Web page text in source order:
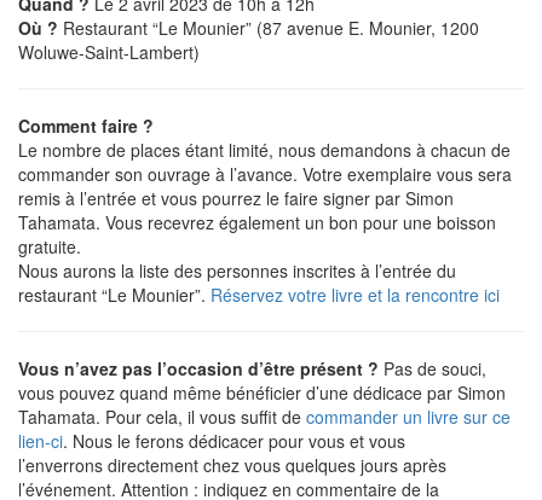
Où ? Restaurant “Le Mounier” (87 avenue E. Mounier, 1200
Woluwe-Saint-Lambert)
Comment faire ?
Le nombre de places étant limité, nous demandons à chacun de
commander son ouvrage à l’avance. Votre exemplaire vous sera
remis à l’entrée et vous pourrez le faire signer par Simon
Tahamata. Vous recevrez également un bon pour une boisson
gratuite.
Nous aurons la liste des personnes inscrites à l’entrée du
restaurant “Le Mounier”. Réservez votre livre et la rencontre ici
Vous n’avez pas l’occasion d’être présent ? Pas de souci,
vous pouvez quand même bénéficier d’une dédicace par Simon
Tahamata. Pour cela, il vous suffit de commander un livre sur ce
lien-ci. Nous le ferons dédicacer pour vous et vous
l’enverrons directement chez vous quelques jours après
l’événement. Attention : indiquez en commentaire de la